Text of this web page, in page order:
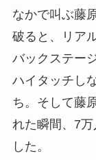
なかで叫ぶ藤
破ると、リア
バックステー
ハイタッチし
ち。そして藤
れた瞬間、7
した。